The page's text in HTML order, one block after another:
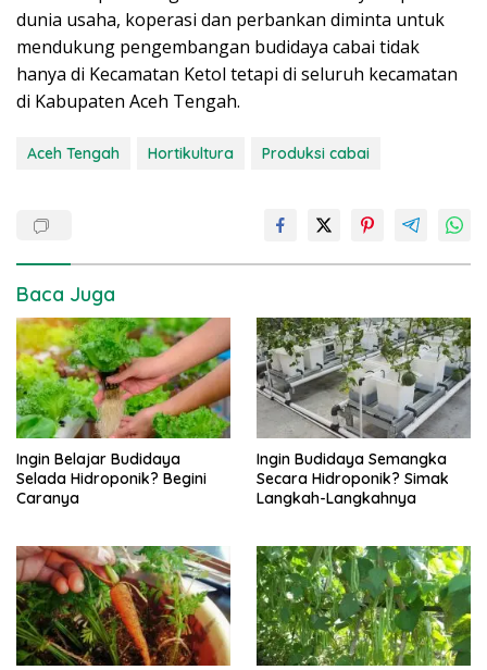
dunia usaha, koperasi dan perbankan diminta untuk
mendukung pengembangan budidaya cabai tidak
hanya di Kecamatan Ketol tetapi di seluruh kecamatan
di Kabupaten Aceh Tengah.
Aceh Tengah Hortikultura Produksi cabai
Baca Juga
Ingin Belajar Budidaya
Selada Hidroponik? Begini
Caranya
Ingin Budidaya Semangka
Secara Hidroponik? Simak
Langkah-Langkahnya